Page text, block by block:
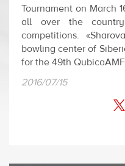
Tournament on March
all over the
competitions.
bowling center of
for the 49th
2016/07/15